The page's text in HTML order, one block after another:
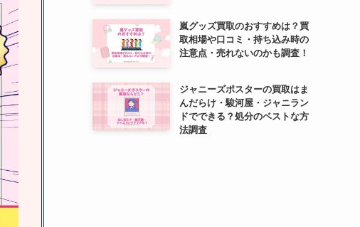
嵐グッズ買取のおすすめは？買
取相場や口コミ・持ち込み時の
注意点・売れないのかも調査！
ジャニーズポスターの買取はま
んだらけ・駿河屋・ジャニラン
ドでできる？処分のベストな方
法調査